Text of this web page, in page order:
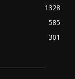
1328
585
301